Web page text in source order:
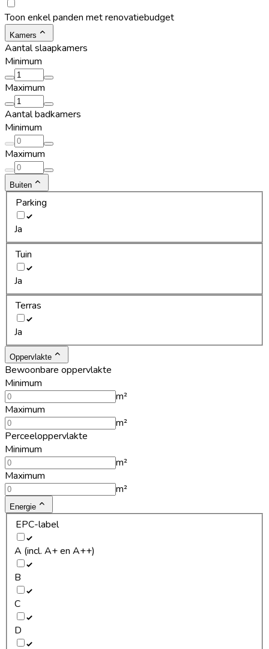
Toon enkel panden met renovatiebudget
Kamers
Aantal slaapkamers
Minimum
Maximum
Aantal badkamers
Minimum
Maximum
Buiten
Parking
Ja
Tuin
Ja
Terras
Ja
Oppervlakte
Bewoonbare oppervlakte
Minimum
m²
Maximum
m²
Perceeloppervlakte
Minimum
m²
Maximum
m²
Energie
EPC-label
A (incl. A+ en A++)
B
C
D